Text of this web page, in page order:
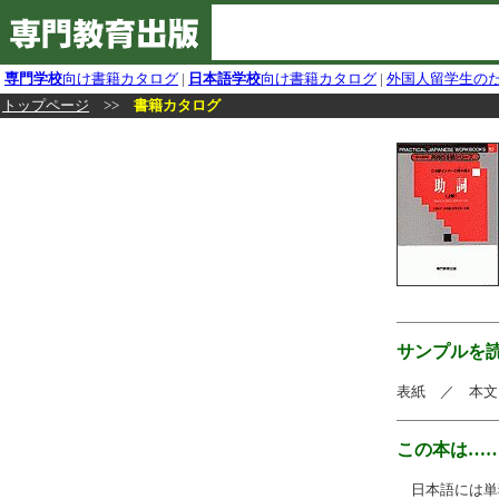
専門学校向け書籍カタログ | 日本語学校向け書籍カタログ | 外国人留学生の
トップページ >> 書籍カタログ
サンプルを
表紙 ／ 本文
この本は
日本語には